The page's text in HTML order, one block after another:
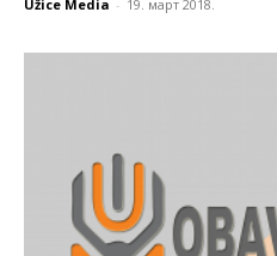
Užice Media - 19. март 2018.